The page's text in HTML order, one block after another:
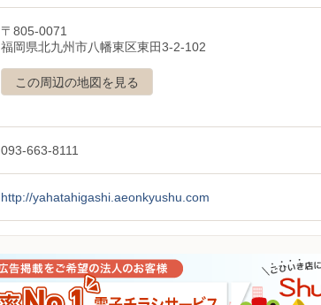
〒805-0071
福岡県北九州市八幡東区東田3-2-102
この周辺の地図を見る
093-663-8111
http://yahatahigashi.aeonkyushu.com